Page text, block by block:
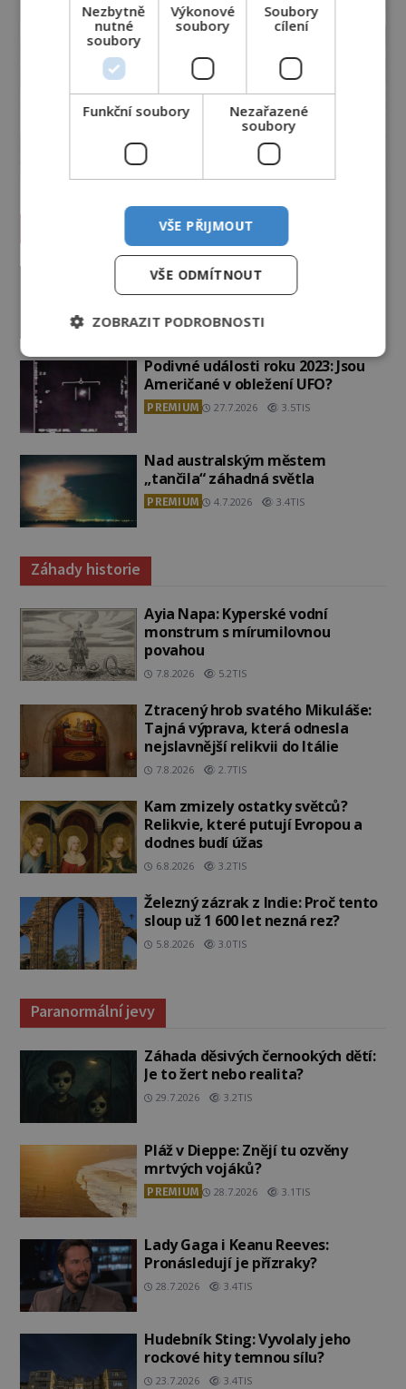
Vesmír a technologie
Co zachycují tajemné snímky
Marsu? Je na něm přeci jen voda?
Podivné události roku 2023: Jsou
Američané v obležení UFO?
PREMIUM 27.7.2026 3.5TIS
Nad australským městem
„tančila“ záhadná světla
PREMIUM 4.7.2026 3.4TIS
Záhady historie
Ayia Napa: Kyperské vodní
monstrum s mírumilovnou
povahou
7.8.2026 5.2TIS
Ztracený hrob svatého Mikuláše:
Tajná výprava, která odnesla
nejslavnější relikvii do Itálie
7.8.2026 2.7TIS
Kam zmizely ostatky světců?
Relikvie, které putují Evropou a
dodnes budí úžas
6.8.2026 3.2TIS
Železný zázrak z Indie: Proč tento
sloup už 1 600 let nezná rez?
5.8.2026 3.0TIS
Paranormální jevy
Záhada děsivých černookých dětí:
Je to žert nebo realita?
29.7.2026 3.2TIS
Pláž v Dieppe: Znějí tu ozvěny
mrtvých vojáků?
PREMIUM 28.7.2026 3.1TIS
Lady Gaga i Keanu Reeves:
Pronásledují je přízraky?
28.7.2026 3.4TIS
Hudebník Sting: Vyvolaly jeho
rockové hity temnou sílu?
23.7.2026 3.4TIS
Nezbytně
nutné
soubory
Výkonové
soubory
Soubory
cílení
Funkční soubory
Nezařazené
soubory
VŠE PŘIJMOUT
VŠE ODMÍTNOUT
ZOBRAZIT PODROBNOSTI